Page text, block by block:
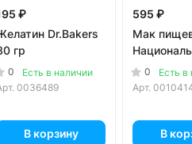
₽
Dr.Bakers
гр
0
Есть в наличии
0036489
В корзину
595 ₽
Мак
0
Есть в
Арт.
В